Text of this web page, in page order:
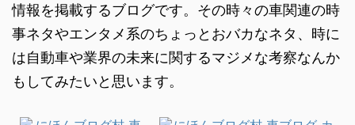
情報を掲載するブログです。その時々の車関連の時
事ネタやエンタメ系のちょっとおバカなネタ、時に
は自動車や業界の未来に関するマジメな考察なんか
もしてみたいと思います。